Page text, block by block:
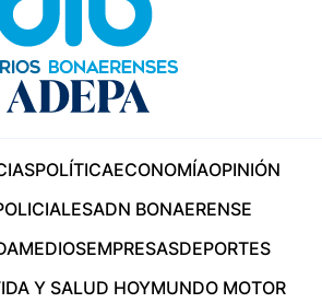
POLÍTICAECONOMÍAOPINIÓN
ADN BONAERENSE
MEDIOSEMPRESASDEPORTES
Y SALUD HOYMUNDO MOTOR